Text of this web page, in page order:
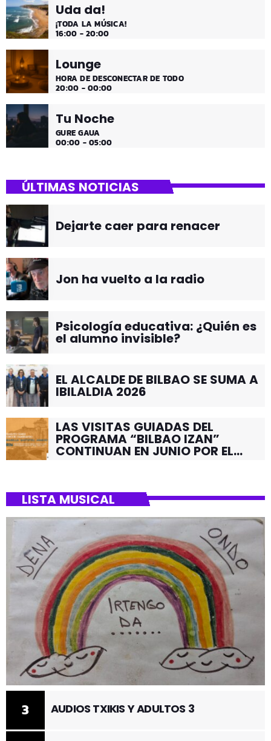
Uda da!
¡TODA LA MÚSICA!
16:00 - 20:00
Lounge
HORA DE DESCONECTAR DE TODO
20:00 - 00:00
Tu Noche
GURE GAUA
00:00 - 05:00
ÚLTIMAS NOTICIAS
Dejarte caer para renacer
Jon ha vuelto a la radio
Psicología educativa: ¿Quién es
el alumno invisible?
EL ALCALDE DE BILBAO SE SUMA A
IBILALDIA 2026
LAS VISITAS GUIADAS DEL
PROGRAMA “BILBAO IZAN”
CONTINUAN EN JUNIO POR EL
LISTA MUSICAL
3 AUDIOS TXIKIS Y ADULTOS 3